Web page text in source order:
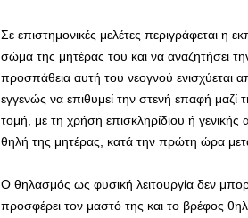
Σε επιστημονικές μελέτες περιγράφεται η
σώμα της μητέρας του και να αναζητήσει
προσπάθεια αυτή του νεογνού ενισχύεται
εγγενώς να επιθυμεί την στενή επαφή μαζί
τομή, με τη χρήση επισκληρίδιου ή γενικής
θηλή της μητέρας, κατά την πρώτη ώρα
Ο θηλασμός ως φυσική λειτουργία δεν
προσφέρει τον μαστό της και το βρέφος